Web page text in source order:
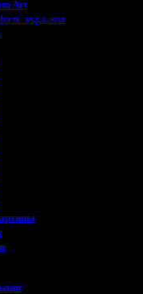
Art
акрилом
Процесс оформления
В
меня своим